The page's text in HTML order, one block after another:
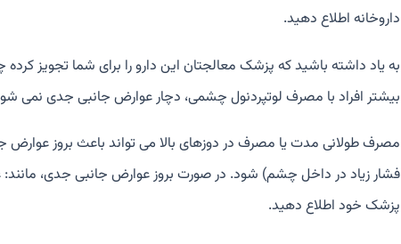
داروخانه اطلاع دهید.
به یاد داشته باشید که پزشک معالجتان این دارو را برای شما تجویز
بیشتر افراد با مصرف لوتپردنول چشمی، دچار عوارض جانبی جدی نمی
مصرف طولانی مدت یا مصرف در دوزهای بالا می تواند باعث بروز
فشار زیاد در داخل چشم) شود. در صورت بروز عوارض جانبی جدی، مانند:
پزشک خود اطلاع دهید.